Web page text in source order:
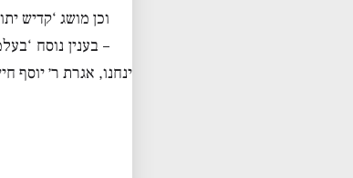
וכן מושג ‘קדיש
– בענין נוסח
ינחנו, אגרת ר׳ יוסף